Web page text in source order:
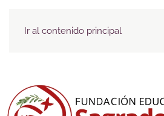
Ir al contenido principal
Menú